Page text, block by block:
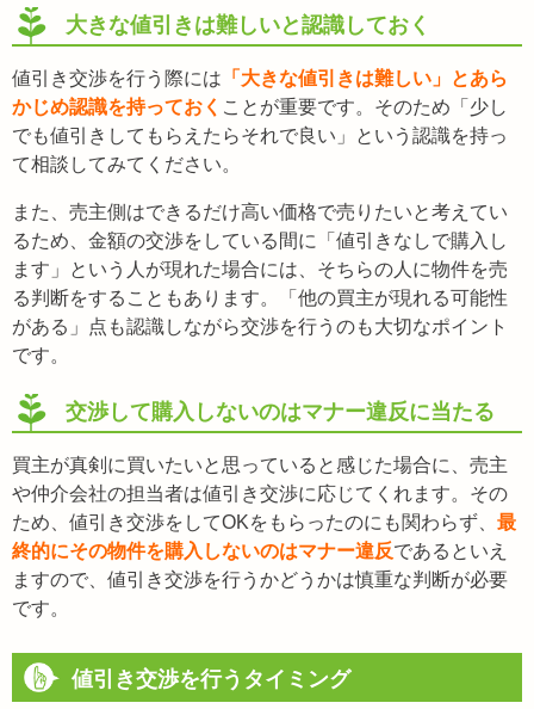
大きな値引きは難しいと認識しておく
値引き交渉を行う際には 「大きな値引きは難しい」とあら
かじめ認識を持っておく ことが重要です。そのため「少し
でも値引きしてもらえたらそれで良い」という認識を持っ
て相談してみてください。
また、売主側はできるだけ高い価格で売りたいと考えてい
るため、金額の交渉をしている間に「値引きなしで購入し
ます」という人が現れた場合には、そちらの人に物件を売
る判断をすることもあります。「他の買主が現れる可能性
がある」点も認識しながら交渉を行うのも大切なポイント
です。
交渉して購入しないのはマナー違反に当たる
買主が真剣に買いたいと思っていると感じた場合に、売主
や仲介会社の担当者は値引き交渉に応じてくれます。その
ため、値引き交渉をしてOKをもらったのにも関わらず、 最
終的にその物件を購入しないのはマナー違反であるといえ
ますので、値引き交渉を行うかどうかは慎重な判断が必要
です。
値引き交渉を行うタイミング